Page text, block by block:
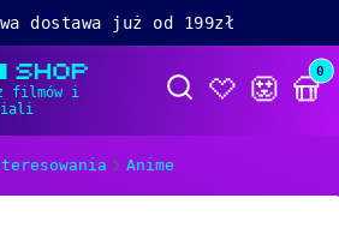
dostawa już od 199zł
50% na wybrane produkty
do naszego
Otwórz
Anime